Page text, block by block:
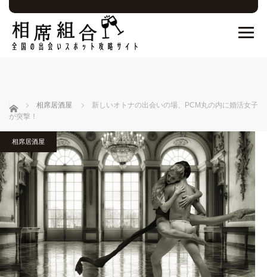
ホーム 相席居酒屋
新しいオトナの出会いの場、PCM丸の内に婚活女子
が突撃！
相席居酒屋